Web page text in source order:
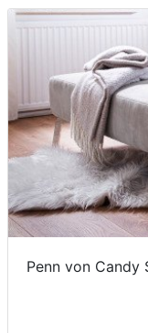
Penn von
Markenwelt
Letz-
Deals